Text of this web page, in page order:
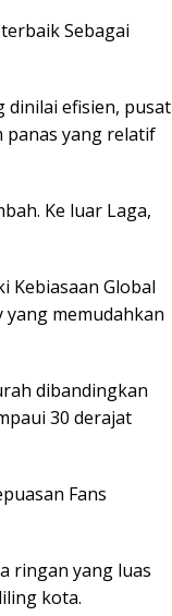
Sebagai
dinilai efisien, pusat
panas yang relatif
Ke luar Laga,
Kebiasaan Global
memudahkan
dibandingkan
30 derajat
Fans
ringan yang luas
kota.